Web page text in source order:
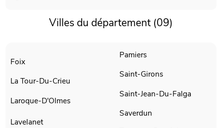
Villes du département (09)
Foix
La Tour-Du-Crieu
Laroque-D'Olmes
Lavelanet
Pamiers
Saint-Girons
Saint-Jean-Du-Falga
Saverdun